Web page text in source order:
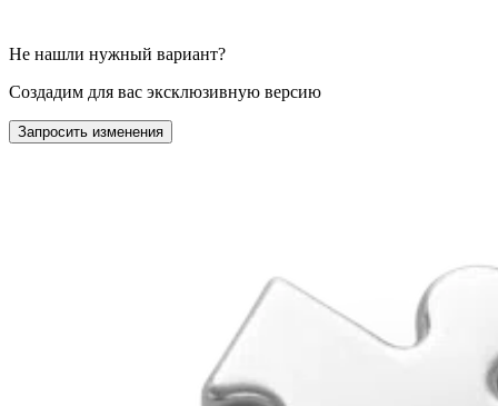
Не нашли нужный вариант?
Создадим для вас эксклюзивную версию
Запросить изменения